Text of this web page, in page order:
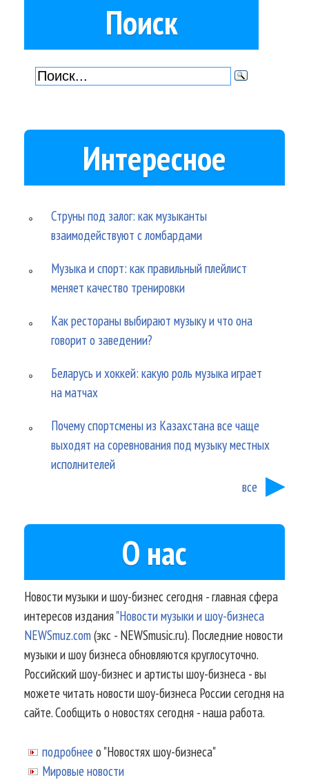
Поиск
Интересное
Струны под залог: как музыканты
взаимодействуют с ломбардами
Музыка и спорт: как правильный плейлист
меняет качество тренировки
Как рестораны выбирают музыку и что она
говорит о заведении?
Беларусь и хоккей: какую роль музыка играет
на матчах
Почему спортсмены из Казахстана все чаще
выходят на соревнования под музыку местных
исполнителей
все
О нас
Новости музыки и шоу-бизнес сегодня - главная сфера
интересов издания"Новости музыки и шоу-бизнеса
NEWSmuz.com(экс - NEWSmusic.ru). Последние новости
музыки и шоу бизнеса обновляются круглосуточно.
Российский шоу-бизнес и артисты шоу-бизнеса - вы
можете читать новости шоу-бизнеса России сегодня на
сайте. Сообщить о новостях сегодня - наша работа.
подробнее о "Новостях шоу-бизнеса"
Мировые новости